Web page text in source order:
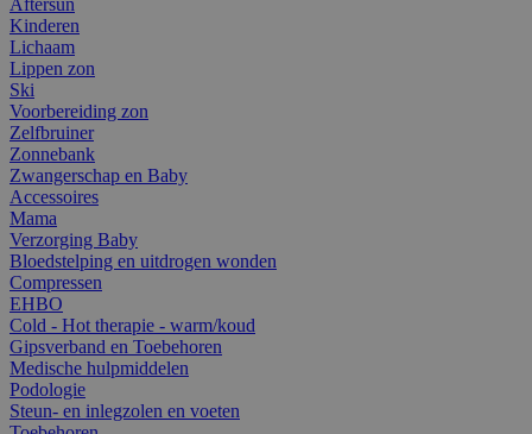
Kinderen
Lichaam
Lippen zon
Ski
Voorbereiding zon
Zelfbruiner
Zonnebank
Zwangerschap en Baby
Accessoires
Mama
Verzorging Baby
Bloedstelping en uitdrogen wonden
Compressen
EHBO
Cold - Hot therapie - warm/koud
Gipsverband en Toebehoren
Medische hulpmiddelen
Podologie
Steun- en inlegzolen en voeten